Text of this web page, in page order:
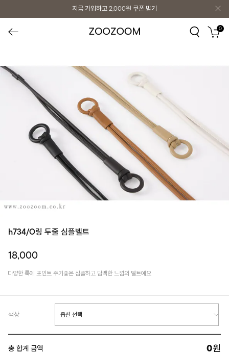
지금 가입하고 2,000원 쿠폰 받기
0
h734/O링 두줄 심플벨트
18,000
다양한 룩에 포인트 주기좋은 심플하고 담백한 느낌의 벨트예요
색상
총 합계 금액 0원